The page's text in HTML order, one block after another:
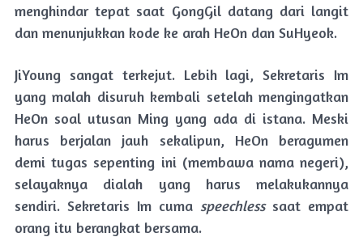
menghindar tepat saat GongGil datang dari langit
dan menunjukkan kode ke arah HeOn dan SuHyeok.
JiYoung sangat terkejut. Lebih lagi, Sekretaris Im
yang malah disuruh kembali setelah mengingatkan
HeOn soal utusan Ming yang ada di istana. Meski
harus berjalan jauh sekalipun, HeOn beragumen
demi tugas sepenting ini (membawa nama negeri),
selayaknya dialah yang harus melakukannya
sendiri. Sekretaris Im cuma speechlesssaat empat
orang itu berangkat bersama.